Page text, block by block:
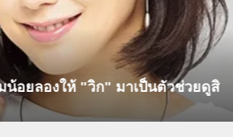
ยลองให้ "วิก" มาเป็นตัวช่วยดูสิ